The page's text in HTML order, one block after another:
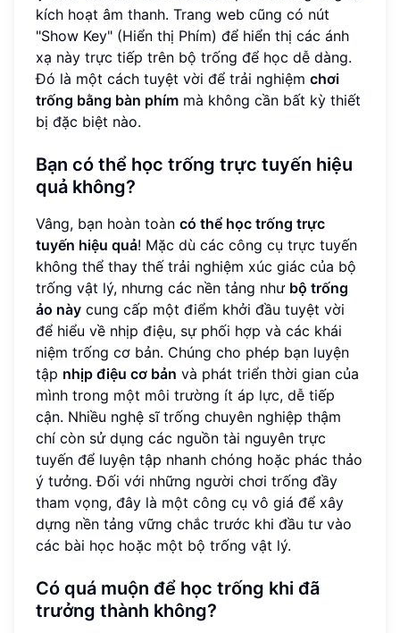
kích hoạt âm thanh. Trang web cũng có nút
"Show Key" (Hiển thị Phím) để hiển thị các ánh
xạ này trực tiếp trên bộ trống để học dễ dàng.
Đó là một cách tuyệt vời để trải nghiệm chơi
trống bằng bàn phím mà không cần bất kỳ thiết
bị đặc biệt nào.
Bạn có thể học trống trực tuyến hiệu
quả không?
Vâng, bạn hoàn toàn có thể học trống trực
tuyến hiệu quả! Mặc dù các công cụ trực tuyến
không thể thay thế trải nghiệm xúc giác của bộ
trống vật lý, nhưng các nền tảng như bộ trống
ảo này cung cấp một điểm khởi đầu tuyệt vời
để hiểu về nhịp điệu, sự phối hợp và các khái
niệm trống cơ bản. Chúng cho phép bạn luyện
tập nhịp điệu cơ bản và phát triển thời gian của
mình trong một môi trường ít áp lực, dễ tiếp
cận. Nhiều nghệ sĩ trống chuyên nghiệp thậm
chí còn sử dụng các nguồn tài nguyên trực
tuyến để luyện tập nhanh chóng hoặc phác thảo
ý tưởng. Đối với những người chơi trống đầy
tham vọng, đây là một công cụ vô giá để xây
dựng nền tảng vững chắc trước khi đầu tư vào
các bài học hoặc một bộ trống vật lý.
Có quá muộn để học trống khi đã
trưởng thành không?